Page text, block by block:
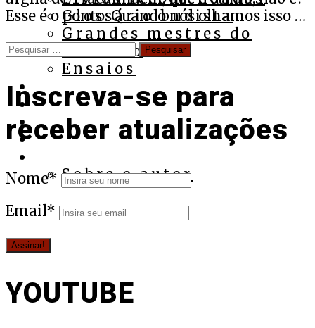
Glossário budista
Grandes mestres do
budismo
Ensaios
Cursos
Assista
Ouça
Apoie
Sobre o autor
Esse é o ponto. Quando nós olhamos isso …
Pesquisar
Inscreva-se para
receber atualizações
Nome*
Email*
YOUTUBE